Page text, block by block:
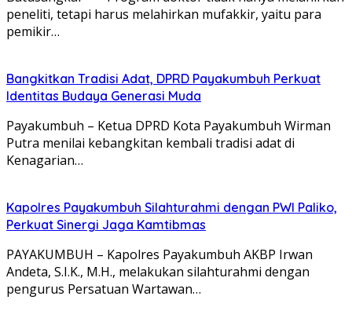
peneliti, tetapi harus melahirkan mufakkir, yaitu para
pemikir…
Bangkitkan Tradisi Adat, DPRD Payakumbuh Perkuat
Identitas Budaya Generasi Muda
Payakumbuh – Ketua DPRD Kota Payakumbuh Wirman
Putra menilai kebangkitan kembali tradisi adat di
Kenagarian…
Kapolres Payakumbuh Silahturahmi dengan PWI Paliko,
Perkuat Sinergi Jaga Kamtibmas
PAYAKUMBUH – Kapolres Payakumbuh AKBP Irwan
Andeta, S.I.K., M.H., melakukan silahturahmi dengan
pengurus Persatuan Wartawan…